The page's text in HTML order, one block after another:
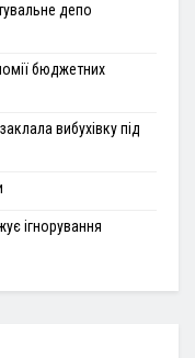
депо
бюджетних
вибухівку під
ігнорування